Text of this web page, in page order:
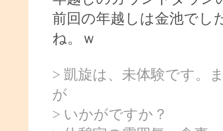
前回の年越しは金池でし
ね。ｗ
> 凱旋は、未体験です。
が
> いかがですか？